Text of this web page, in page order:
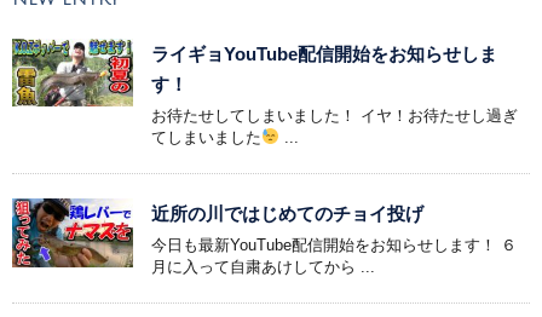
ライギョYouTube配信開始をお知らせしま
す！
お待たせしてしまいました！ イヤ！お待たせし過ぎ
てしまいました
...
近所の川ではじめてのチョイ投げ
今日も最新YouTube配信開始をお知らせします！ ６
月に入って自粛あけしてから ...